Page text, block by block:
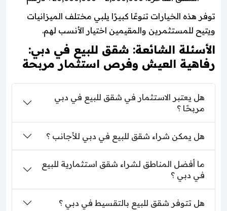
توفر هذه الخيارات تنوعًا كبيرًا يلبي مختلف الميزانيات
ويتيح للمستثمرين والمقيمين اختيار الأنسب لهم.
الأسئلة الشائعة: شقق للبيع في دبي:
رفاهية العيش وفرص استثمار مربحة
هل يعتبر الاستثمار في شقق للبيع في دبي
مربحًا ؟
هل يمكن شراء شقق للبيع في دبي للأجانب ؟
ما أفضل المناطق لشراء شقق استثمارية للبيع
في دبي ؟
هل تتوفر شقق للبيع بالتقسيط في دبي ؟